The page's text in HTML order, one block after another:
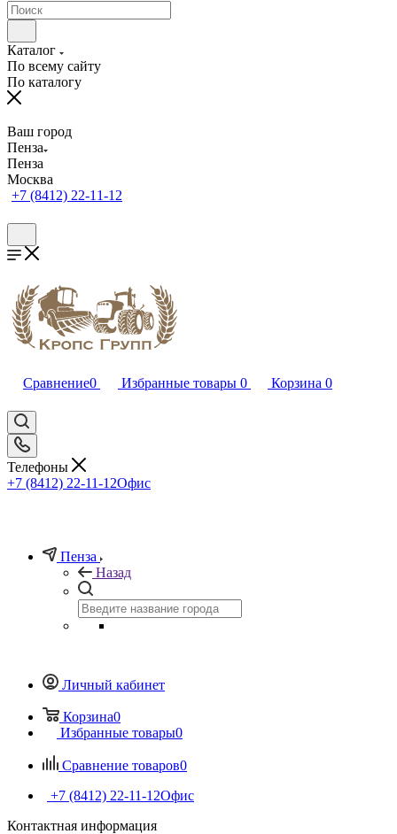
Каталог
По всему сайту
По каталогу
Ваш город
Пенза
Пенза
Москва
+7 (8412) 22-11-12
Сравнение0 Избранные товары 0 Корзина 0
Телефоны
+7 (8412) 22-11-12Офис
Пенза
Назад
Личный кабинет
Корзина0
Избранные товары0
Сравнение товаров0
+7 (8412) 22-11-12Офис
Контактная информация